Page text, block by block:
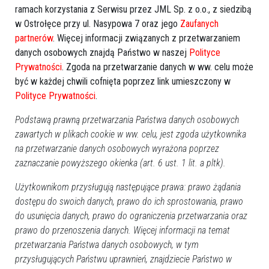
Zobacz również
Łomża: Jubileusz Filharmonii
- "Gloria Artis" dla Jana
Jubileusz 400-lecia I LO w
Łomży
ramach korzystania z Serwisu przez JML Sp. z o.o., z siedzibą
w Ostrołęce przy ul. Nasypowa 7 oraz jego Zaufanych
partnerów. Więcej informacji związanych z przetwarzaniem
danych osobowych znajdą Państwo w naszej Polityce
Prywatności. Zgoda na przetwarzanie danych w ww. celu może
być w każdej chwili cofnięta poprzez link umieszczony w
Polityce Prywatności.
Podstawą prawną przetwarzania Państwa danych osobowych
zawartych w plikach cookie w ww. celu, jest zgoda użytkownika
na przetwarzanie danych osobowych wyrażona poprzez
zaznaczanie powyższego okienka (art. 6 ust. 1 lit. a pltk).
Użytkownikom przysługują następujące prawa: prawo żądania
dostępu do swoich danych, prawo do ich sprostowania, prawo
do usunięcia danych, prawo do ograniczenia przetwarzania oraz
prawo do przenoszenia danych. Więcej informacji na temat
przetwarzania Państwa danych osobowych, w tym
przysługujących Państwu uprawnień, znajdziecie Państwo w